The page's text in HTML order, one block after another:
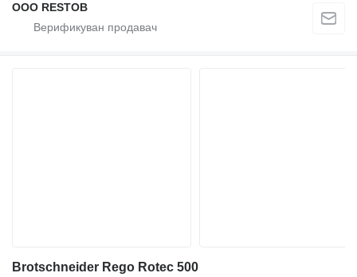
OOO RESTOB
Brotschneider Rego Rotec 500